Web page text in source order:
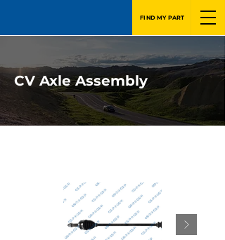
FIND MY PART
CV Axle Assembly